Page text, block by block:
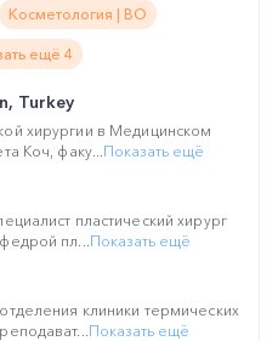
Косметология | ВО
ещё 4
Turkey
хирургии в Медицинском
Коч, факу...Показать ещё
пластический хирург
пл...Показать ещё
клиники термических
Показать ещё